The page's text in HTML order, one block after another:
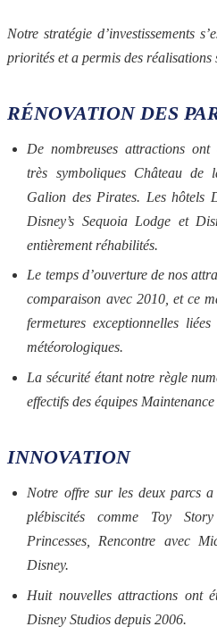
Notre stratégie d’investissements
priorités et a permis des réalisations
RÉNOVATION DES
De nombreuses attractions ont
très symboliques Château
Galion des Pirates. Les hôtels
Disney’s Sequoia Lodge et
entièrement réhabilités.
Le temps d’ouverture de nos
comparaison avec 2010, et ce
fermetures exceptionnelles
météorologiques.
La sécurité étant notre règle
effectifs des équipes
INNOVATION
Notre offre sur les deux parcs a
plébiscités comme Toy
Princesses, Rencontre avec
Disney.
Huit nouvelles attractions ont
Disney Studios depuis 2006.